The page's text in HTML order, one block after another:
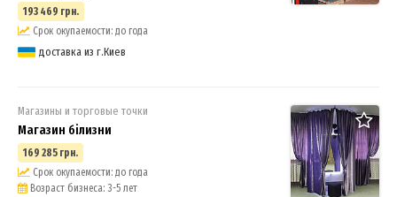
193 469 грн.
Срок окупаемости: до года
доставка из г.Киев
Магазины и торговые точки
Магазин білизни
169 285 грн.
Срок окупаемости: до года
Возраст бизнеса: 3-5 лет